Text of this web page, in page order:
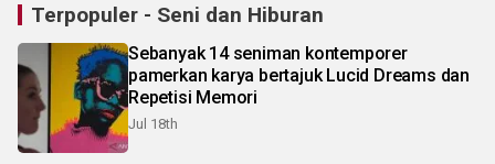
Terpopuler - Seni dan Hiburan
Sebanyak 14 seniman kontemporer
pamerkan karya bertajuk Lucid Dreams dan
Repetisi Memori
Jul 18th